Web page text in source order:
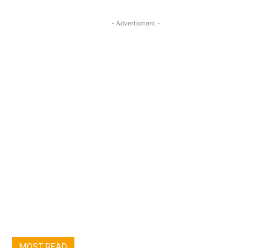
- Advertisment -